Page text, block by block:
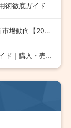
術徹底ガイド
別府で理想の貸店舗を見つけるコツと最新市場動向【2026年版…
2026年最新！八代市の不動産市場完全ガイド｜購入・売却・投…